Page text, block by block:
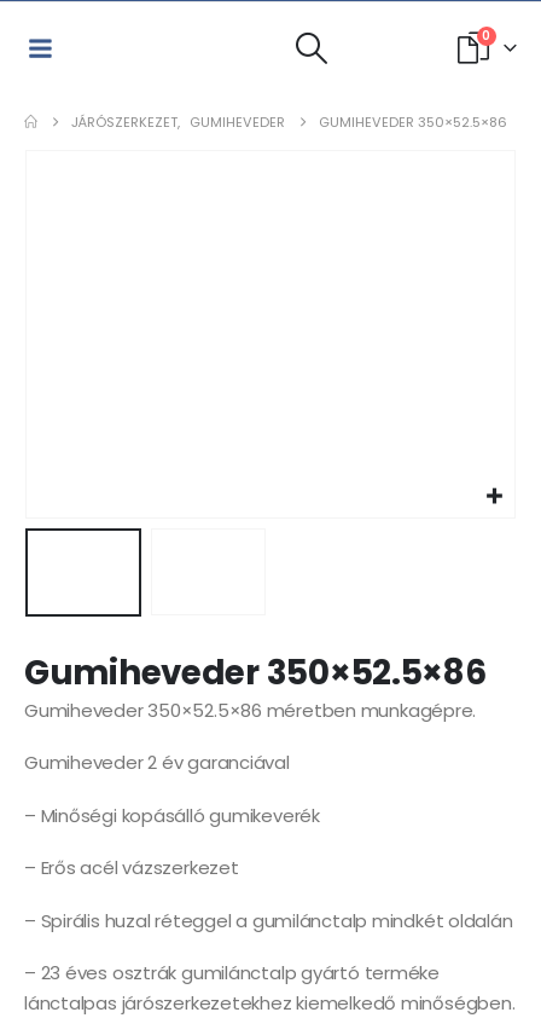
0
JÁRÓSZERKEZET, GUMIHEVEDER GUMIHEVEDER 350×52.5×86
Gumiheveder 350×52.5×86
Gumiheveder 350×52.5×86 méretben munkagépre.
Gumiheveder 2 év garanciával
– Minőségi kopásálló gumikeverék
– Erős acél vázszerkezet
– Spirális huzal réteggel a gumilánctalp mindkét oldalán
– 23 éves osztrák gumilánctalp gyártó terméke
lánctalpas járószerkezetekhez kiemelkedő minőségben.